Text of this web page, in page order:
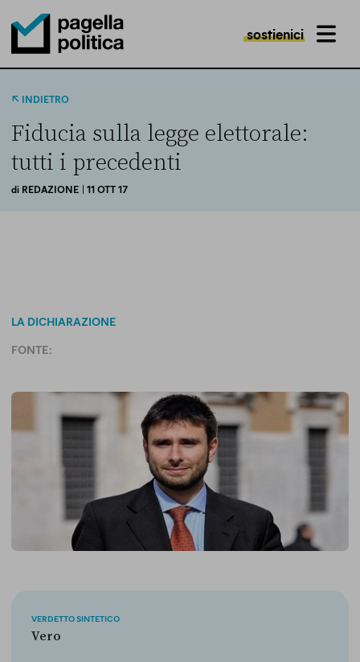
Pagella Politica Logo
sostienici MENU
INDIETRO
Fiducia sulla legge elettorale:
tutti i precedenti
di REDAZIONE | 11 OTT 17
LA DICHIARAZIONE
FONTE:
VERDETTO SINTETICO
Vero